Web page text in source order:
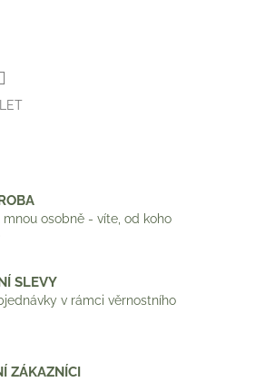
osobně - víte, od koho
SLEVY
v rámci věrnostního
ZÁKAZNÍCI